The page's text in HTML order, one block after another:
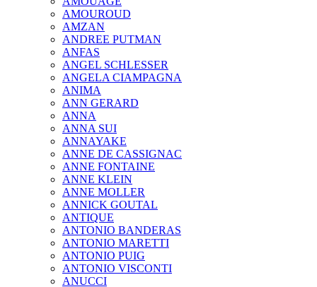
AMOUROUD
AMZAN
ANDREE PUTMAN
ANFAS
ANGEL SCHLESSER
ANGELA CIAMPAGNA
ANIMA
ANN GERARD
ANNA
ANNA SUI
ANNAYAKE
ANNE DE CASSIGNAC
ANNE FONTAINE
ANNE KLEIN
ANNE MOLLER
ANNICK GOUTAL
ANTIQUE
ANTONIO BANDERAS
ANTONIO MARETTI
ANTONIO PUIG
ANTONIO VISCONTI
ANUCCI